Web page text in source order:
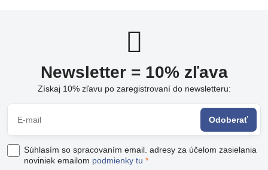
Newsletter = 10% zľava
Získaj 10% zľavu po zaregistrovaní do newsletteru:
Odoberať
Súhlasím so spracovaním email. adresy za účelom zasielania
noviniek emailom podmienky tu *